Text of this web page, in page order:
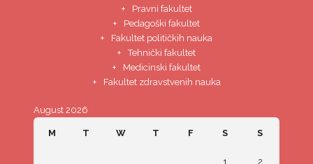
Pravni fakultet
Pedagoški fakultet
Fakultet političkih nauka
Tehnički fakultet
Medicinski fakultet
Fakultet zdravstvenih nauka
August 2026
M T W T F S S
1 2